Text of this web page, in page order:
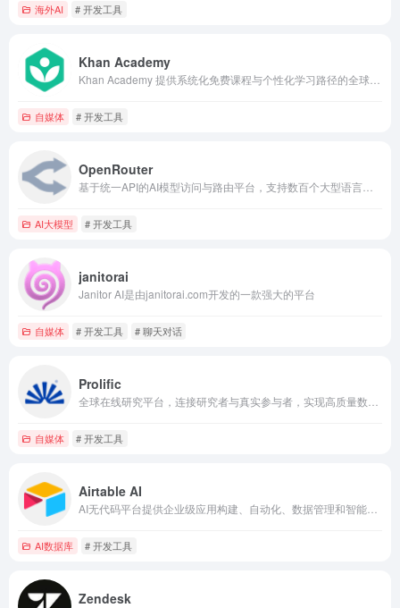
海外AI # 开发工具
Khan Academy
自媒体 # 开发工具
OpenRouter
AI大模型 # 开发工具
janitorai
Janitor AI是由janitorai.com开发的一款强大的平台
自媒体 # 开发工具 # 聊天对话
Prolific
自媒体 # 开发工具
Airtable AI
AI数据库 # 开发工具
Zendesk